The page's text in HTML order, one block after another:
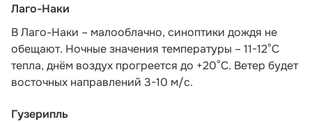
Лаго-Наки
В Лаго-Наки – малооблачно, синоптики дождя не
обещают. Ночные значения температуры – 11-12°С
тепла, днём воздух прогреется до +20°С. Ветер будет
восточных направлений 3-10 м/с.
Гузерипль